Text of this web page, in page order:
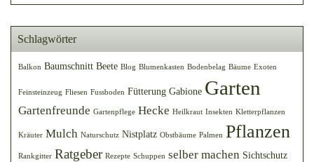
Schlagwörter
Balkon Baumschnitt Beete Blog Blumenkasten Bodenbelag Bäume Exoten
Feinsteinzeug Fliesen Fussboden Fütterung Gabione Garten
Gartenfreunde Gartenpflege Hecke Heilkraut Insekten Kletterpflanzen
Kräuter Mulch Naturschutz Nistplatz Obstbäume Palmen Pflanzen
Rankgitter Ratgeber Rezepte Schuppen selber machen Sichtschutz